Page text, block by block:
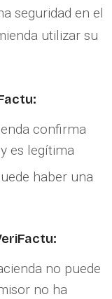
seguridad en el
utilizar su
confirma
es legítima
haber una
no puede
no ha